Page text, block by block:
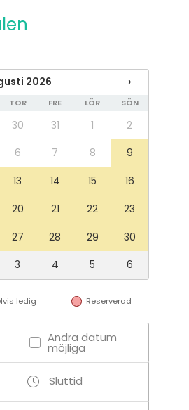
2026 ›
TOR FRE LÖR SÖN
30 31 1
2
6 7 8
9
13 14 15
16
20 21 22
23
27 28 29
30
3 4 5 6
ledig Reserverad
Andra datum
möjliga
Sluttid